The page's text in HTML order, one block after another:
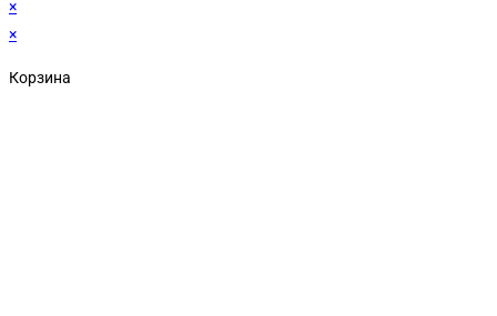
×
×
Корзина